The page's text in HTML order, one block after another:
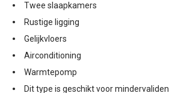
Twee slaapkamers
Rustige ligging
Gelijkvloers
Airconditioning
Warmtepomp
Dit type is geschikt voor mindervaliden